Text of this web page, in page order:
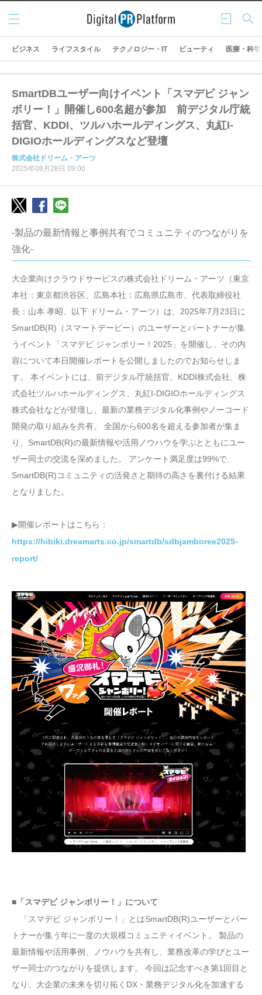
ログ
イン
検索
メニ
ュー
ビジネス ライフスタイル テクノロジー・IT ビューティ 医療・科学
SmartDBユーザー向けイベント「スマデビ ジャン
ボリー！」開催し600名超が参加 前デジタル庁統
括官、KDDI、ツルハホールディングス、丸紅I-
DIGIOホールディングスなど登壇
株式会社ドリーム・アーツ
2025年08月28日 09:00
-製品の最新情報と事例共有でコミュニティのつながりを
強化-
大企業向けクラウドサービスの株式会社ドリーム・アーツ（東京
本社：東京都渋谷区、広島本社：広島県広島市、代表取締役社
長：山本 孝昭、以下 ドリーム・アーツ）は、2025年7月23日に
SmartDB(R)（スマートデービー）のユーザーとパートナーが集
うイベント「スマデビ ジャンボリー！2025」を開催し、その内
容について本日開催レポートを公開しましたのでお知らせしま
す。 本イベントには、前デジタル庁統括官、KDDI株式会社、株
式会社ツルハホールディングス、丸紅I-DIGIOホールディングス
株式会社などが登壇し、最新の業務デジタル化事例やノーコード
開発の取り組みを共有。 全国から600名を超える参加者が集ま
り、SmartDB(R)の最新情報や活用ノウハウを学ぶとともにユー
ザー同士の交流を深めました。 アンケート満足度は99%で、
SmartDB(R)コミュニティの活発さと期待の高さを裏付ける結果
となりました。
▶︎開催レポートはこちら：
https://hibiki.dreamarts.co.jp/smartdb/sdbjamboree2025-
report/
■「スマデビ ジャンボリー！」について
「スマデビ ジャンボリー！」とはSmartDB(R)ユーザーとパー
トナーが集う年に一度の大規模コミュニティイベント。 製品の
最新情報や活用事例、ノウハウを共有し、業務改革の学びとユー
ザー同士のつながりを提供します。 今回は記念すべき第1回目と
なり、大企業の未来を切り拓くDX・業務デジタル化を加速する